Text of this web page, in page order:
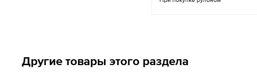
Другие товары этого раздела